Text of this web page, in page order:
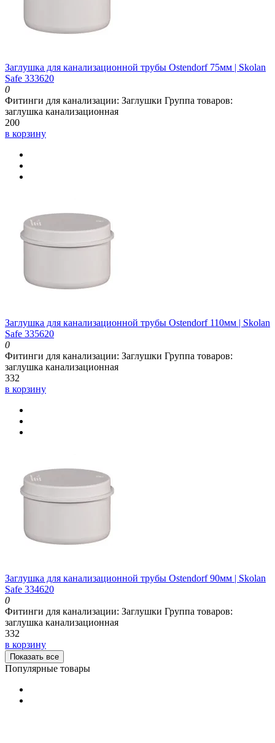
Заглушка для канализационной трубы Ostendorf 75мм | Skolan
Safe 333620
0
Фитинги для канализации: Заглушки Группа товаров:
заглушка канализационная
200
в корзину
Заглушка для канализационной трубы Ostendorf 110мм | Skolan
Safe 335620
0
Фитинги для канализации: Заглушки Группа товаров:
заглушка канализационная
332
в корзину
Заглушка для канализационной трубы Ostendorf 90мм | Skolan
Safe 334620
0
Фитинги для канализации: Заглушки Группа товаров:
заглушка канализационная
332
в корзину
Показать все
Популярные товары